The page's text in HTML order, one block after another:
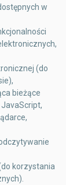
w
(do
bieżące
korzystania